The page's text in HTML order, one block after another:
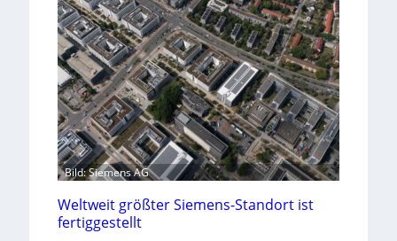
Bild: Siemens AG
Weltweit größter Siemens-Standort ist
fertiggestellt